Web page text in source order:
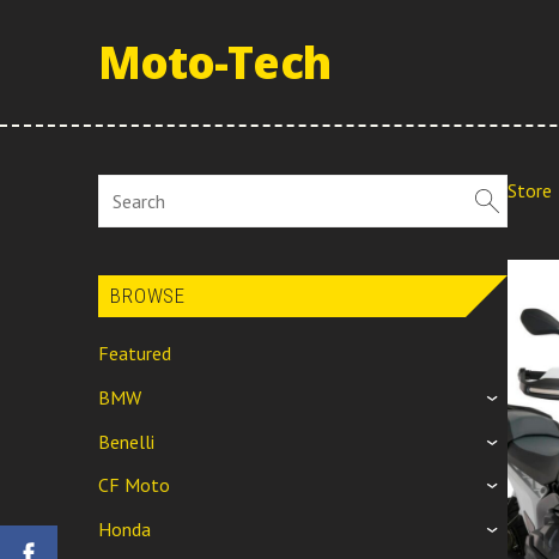
Moto-Tech
BROWSE
Featured
BMW
›
Benelli ›
CF Moto ›
Honda ›
Store